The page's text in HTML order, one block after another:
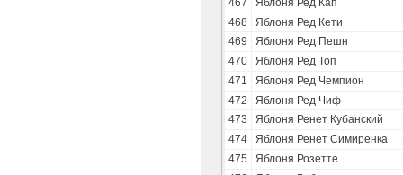
467
Яблоня Ред Кап
468
Яблоня Ред Кети
469
Яблоня Ред Пешн
470
Яблоня Ред Топ
471
Яблоня Ред Чемпион
472
Яблоня Ред Чиф
473
Яблоня Ренет Кубанский
474
Яблоня Ренет Симиренка
475
Яблоня Розетте